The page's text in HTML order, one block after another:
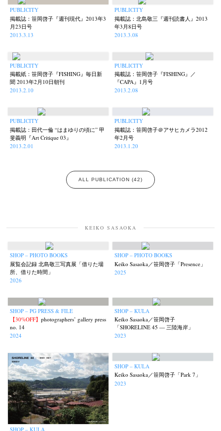
PUBLICITY
掲載誌：笹岡啓子『週刊現代』2013年3
月23日号
2013.3.13
PUBLICITY
掲載誌：北島敬三『週刊読書人』2013
年3月8日号
2013.3.08
PUBLICITY
掲載紙：笹岡啓子『FISHING』毎日新
聞 2013年2月10日朝刊
2013.2.10
PUBLICITY
掲載誌：笹岡啓子『FISHING』／
『CAPA』1月号
2013.2.08
PUBLICITY
掲載誌：田代一倫 “はまゆりの頃に” 甲
斐義明『Art Critique 03』
2013.2.01
PUBLICITY
掲載誌：笹岡啓子＠アサヒカメラ2012
年2月号
2013.1.20
ALL PUBLICATION (42)
KEIKO SASAOKA
SHOP – PHOTO BOOKS
展覧会記録 北島敬三写真展「借りた場
所、借りた時間」
2026
SHOP – PHOTO BOOKS
Keiko Sasaoka／笹岡啓子「Presence」
2025
SHOP – PG PRESS & FILE
【30%OFF】photographers’ gallery press
no. 14
2024
SHOP – KULA
Keiko Sasaoka／笹岡啓子
「SHORELINE 45 — 三陸海岸」
2023
SHOP – KULA
SHOP – KULA
Keiko Sasaoka／笹岡啓子「Park 7」
2023